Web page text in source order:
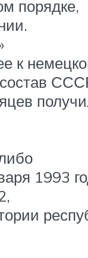
порядке,
к
состав
1993